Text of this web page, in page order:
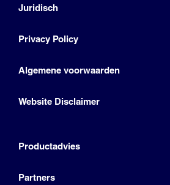
Juridisch
Privacy Policy
Algemene voorwaarden
Website Disclaimer
Productadvies
Partners